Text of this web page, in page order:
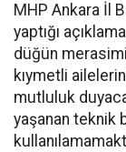
MHP Ankara İl
yaptığı
düğün
kıymetli
mutluluk
yaşanan teknik